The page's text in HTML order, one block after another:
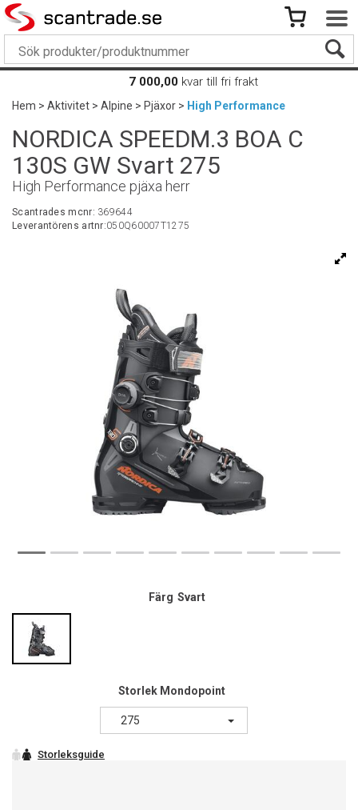
7 000,00 kvar till fri frakt
Hem>Aktivitet>Alpine>Pjäxor> High Performance
NORDICA SPEEDM.3 BOA C
130S GW Svart 275
High Performance pjäxa herr
Scantrades mcnr: 369644
Leverantörens artnr:050Q60007T1275
Färg Svart
Storlek Mondopoint
275